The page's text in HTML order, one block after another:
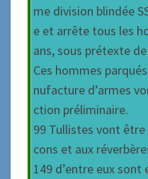
me division blindée
e et arrête tous les
ans, sous prétexte
Ces hommes
nufacture d’armes
ction préliminaire.
99 Tullistes vont être
cons et aux
149 d’entre eux